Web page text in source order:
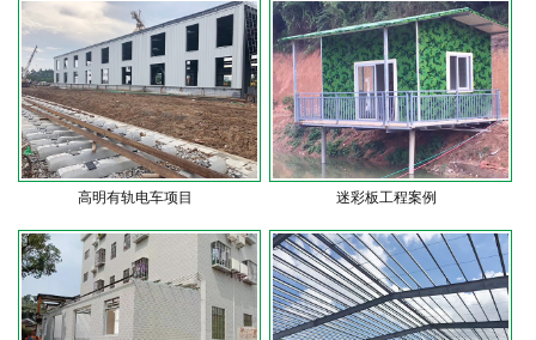
高明有轨电车项目 迷彩板工程案例